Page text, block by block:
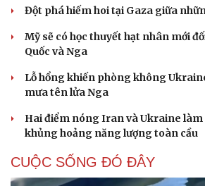
Đột phá hiếm hoi tại Gaza giữa
Mỹ sẽ có học thuyết hạt nhân mới
Quốc và Nga
Lỗ hổng khiến phòng không
mưa tên lửa Nga
Hai điểm nóng Iran và Ukraine
khủng hoảng năng lượng toàn cầu
CUỘC SỐNG ĐÓ ĐÂY